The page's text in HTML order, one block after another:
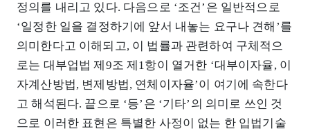
정의를 내리고 있다. 다음으로 ‘조건’은 일반적으로
‘일정한 일을 결정하기에 앞서 내놓는 요구나 견해’를
의미한다고 이해되고, 이 법률과 관련하여 구체적으
로는 대부업법 제9조 제1항이 열거한 ‘대부이자율, 이
자계산방법, 변제방법, 연체이자율’이 여기에 속한다
고 해석된다. 끝으로 ‘등’은 ‘기타’의 의미로 쓰인 것
으로 이러한 표현은 특별한 사정이 없는 한 입법기술